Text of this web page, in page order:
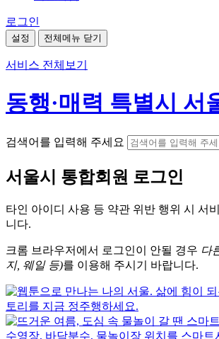
로그인
설정 전체메뉴 닫기
서비스 전체보기
동행·매력 특별시 서
검색어를 입력해 주세요
서울시 통합회원 로그인
타인 아이디 사용 등 약관 위반 행위 시 서
니다.
크롬 브라우저에서 로그인이 안될 경우 다
지, 웨일 등)를 이용해 주시기 바랍니다.